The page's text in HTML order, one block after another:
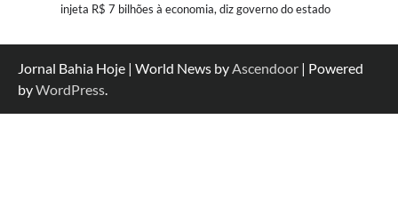
injeta R$ 7 bilhões à economia, diz governo do estado
Jornal Bahia Hoje | World News byAscendoor | Powered
byWordPress.